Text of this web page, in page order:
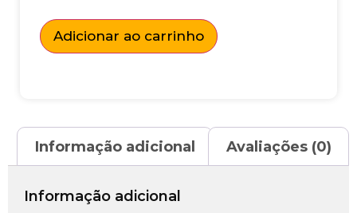
Adicionar ao carrinho
Informação adicional Avaliações (0)
Informação adicional